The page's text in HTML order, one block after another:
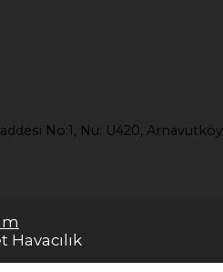
No:1, Nu: U420,